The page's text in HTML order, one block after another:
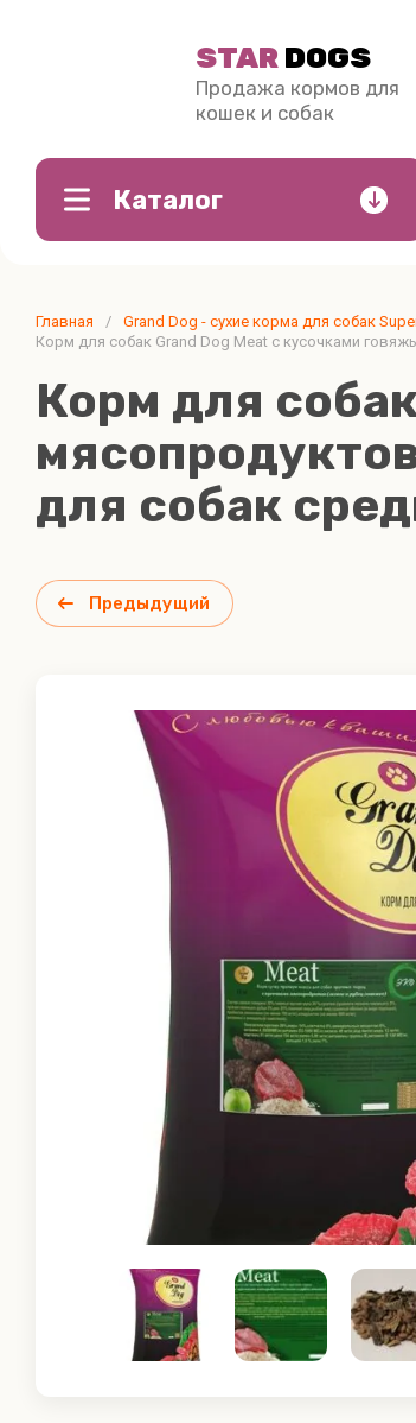
STAR DOGS
Продажа кормов для
кошек и собак
Super Premium Class и холистик
Бридер упаковки корма для собак
Grand Dog 15 кг
Корм для собак Grand Dog Super
premium class 3 и 10 кг
Grand Dog Special Line 3 и 10 кг
ЖИВАЯ СИЛА - корма холистик и
Живая сила Шорт-трек
Живая сила Фитнес
Каталог
Clan Grand Dog
Главная / Grand Dog - сухие корма для собак
Корм для собак Grand Dog Meat с кусочками
Корм для
для собак
Предыдущий